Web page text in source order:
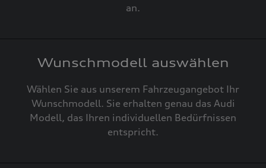
an.
Wunschmodell auswählen
Wählen Sie aus unserem Fahrzeugangebot Ihr
Wunschmodell. Sie erhalten genau das Audi
Modell, das Ihren individuellen Bedürfnissen
entspricht.